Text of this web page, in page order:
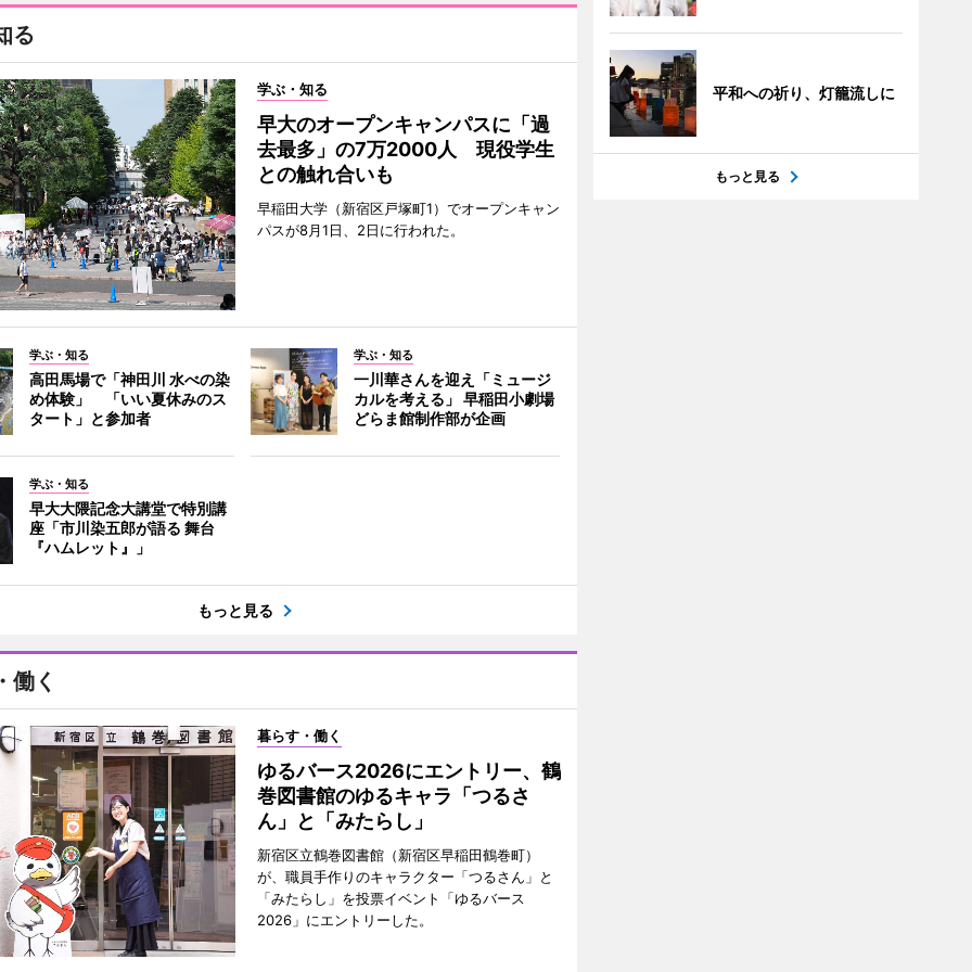
る
学ぶ・知る
早大のオープンキャンパスに「過
去最多」の7万2000人 現役学生
との触れ合いも
早稲田大学（新宿区戸塚町1）でオープンキャン
パスが8月1日、2日に行われた。
学ぶ・知る
高田馬場で「神田川 水べの染
め体験」 「いい夏休みのス
タート」と参加者
学ぶ・知る
一川華さんを迎え「ミュージ
カルを考える」 早稲田小劇場
どらま館制作部が企画
学ぶ・知る
早大大隈記念大講堂で特別講
座「市川染五郎が語る 舞台
『ハムレット』」
もっと見る
働く
暮らす・働く
ゆるバース2026にエントリー、鶴
巻図書館のゆるキャラ「つるさ
ん」と「みたらし」
新宿区立鶴巻図書館（新宿区早稲田鶴巻町）
が、職員手作りのキャラクター「つるさん」と
「みたらし」を投票イベント「ゆるバース
2026」にエントリーした。
平和への祈り、灯籠流しに
もっと見る